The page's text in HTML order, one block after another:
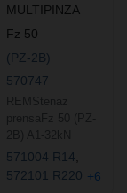
MULTIPINZA
Fz 50
(PZ-2B)
570747
571004 R14
572101 R220 +6